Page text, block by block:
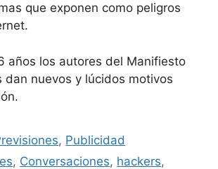
que exponen como peligros
años los autores del Manifiesto
dan nuevos y lúcidos motivos
, Publicidad
, Conversaciones, hackers,